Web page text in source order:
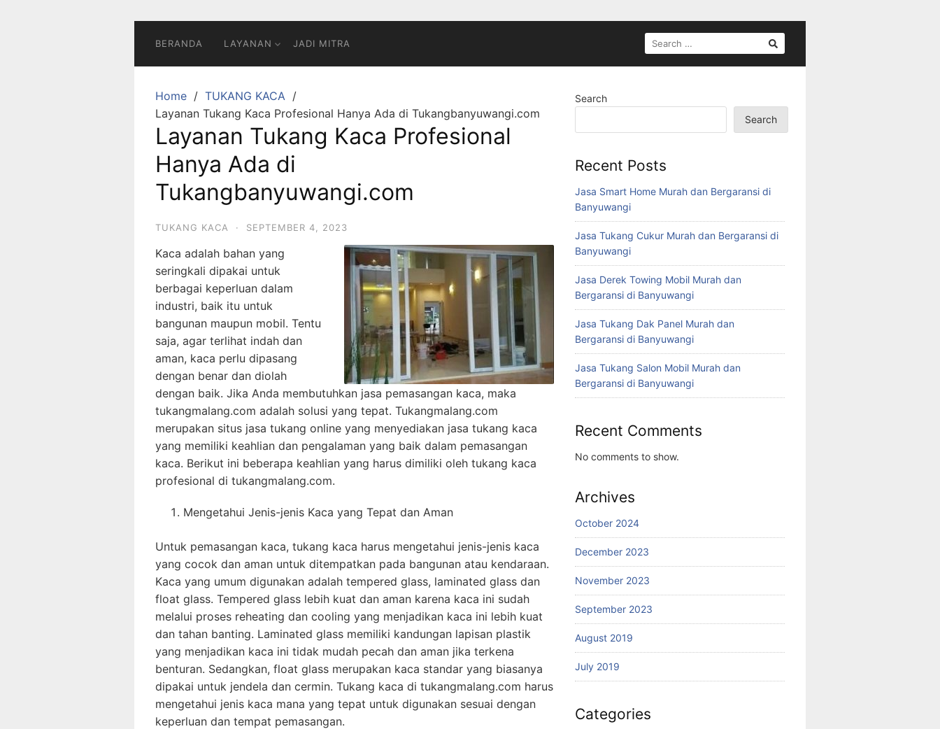
BERANDA LAYANAN JADI MITRA
Home
TUKANG KACA
Layanan Tukang Kaca Profesional Hanya Ada di Tukangbanyuwangi.com
Layanan Tukang Kaca Profesional
Hanya Ada di
Tukangbanyuwangi.com
TUKANG KACA · SEPTEMBER 4, 2023
Kaca adalah bahan yang
seringkali dipakai untuk
berbagai keperluan dalam
industri, baik itu untuk
bangunan maupun mobil. Tentu
saja, agar terlihat indah dan
aman, kaca perlu dipasang
dengan benar dan diolah
dengan baik. Jika Anda membutuhkan jasa pemasangan kaca, maka
tukangmalang.com adalah solusi yang tepat. Tukangmalang.com
merupakan situs jasa tukang online yang menyediakan jasa tukang kaca
yang memiliki keahlian dan pengalaman yang baik dalam pemasangan
kaca. Berikut ini beberapa keahlian yang harus dimiliki oleh tukang kaca
profesional di tukangmalang.com.
Mengetahui Jenis-jenis Kaca yang Tepat dan Aman
Untuk pemasangan kaca, tukang kaca harus mengetahui jenis-jenis kaca
yang cocok dan aman untuk ditempatkan pada bangunan atau kendaraan.
Kaca yang umum digunakan adalah tempered glass, laminated glass dan
float glass. Tempered glass lebih kuat dan aman karena kaca ini sudah
melalui proses reheating dan cooling yang menjadikan kaca ini lebih kuat
dan tahan banting. Laminated glass memiliki kandungan lapisan plastik
yang menjadikan kaca ini tidak mudah pecah dan aman jika terkena
benturan. Sedangkan, float glass merupakan kaca standar yang biasanya
dipakai untuk jendela dan cermin. Tukang kaca di tukangmalang.com harus
mengetahui jenis kaca mana yang tepat untuk digunakan sesuai dengan
keperluan dan tempat pemasangan.
Search
Search
Recent Posts
Jasa Smart Home Murah dan Bergaransi di
Banyuwangi
Jasa Tukang Cukur Murah dan Bergaransi di
Banyuwangi
Jasa Derek Towing Mobil Murah dan
Bergaransi di Banyuwangi
Jasa Tukang Dak Panel Murah dan
Bergaransi di Banyuwangi
Jasa Tukang Salon Mobil Murah dan
Bergaransi di Banyuwangi
Recent Comments
No comments to show.
Archives
October 2024
December 2023
November 2023
September 2023
August 2019
July 2019
Categories